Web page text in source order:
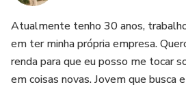
• Como criar conteúdo para redes
• Como começar como afiliado
investimento
Atualmente tenho 30 anos,
em ter minha própria empresa.
renda para que eu posso me tocar
em coisas novas. Jovem que busca